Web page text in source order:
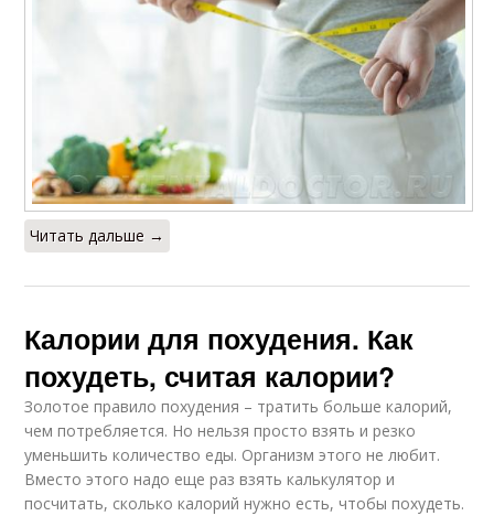
Читать дальше →
Калории для похудения. Как
похудеть, считая калории?
Золотое правило похудения – тратить больше калорий,
чем потребляется. Но нельзя просто взять и резко
уменьшить количество еды. Организм этого не любит.
Вместо этого надо еще раз взять калькулятор и
посчитать, сколько калорий нужно есть, чтобы похудеть.